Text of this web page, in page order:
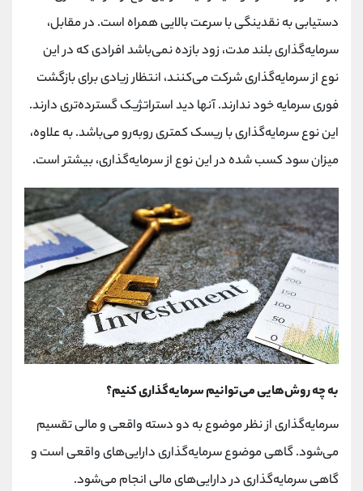
دستیابی به نقدینگی با سرعت بالایی همراه است. در مقابل،
سرمایه‌گذاری بلند مدت، زود بازده نمی‌باشد افرادی که در این
نوع از سرمایه‌گذاری شرکت می‌کنند، انتظار زیادی برای بازگشت
فوری سرمایه خود ندارند. آنها دید استراتژیک گسترده‌تری دارند.
این نوع سرمایه‌گذاری با ریسک کمتری روبه‌رو می‌باشد. به علاوه،
میزان سود کسب شده در این نوع از سرمایه‌گذاری، بیشتر است.
به چه روش‌هایی می‌توانیم سرمایه‌گذاری کنیم؟
سرمایه‌گذاری از نظر موضوع به دو دسته واقعی و مالی تقسیم
می‌شود. گاهی موضوع سرمایه‌گذاری دارایی‌های واقعی است و
گاهی سرمایه‌گذاری در دارایی‌های مالی انجام می‌شود.